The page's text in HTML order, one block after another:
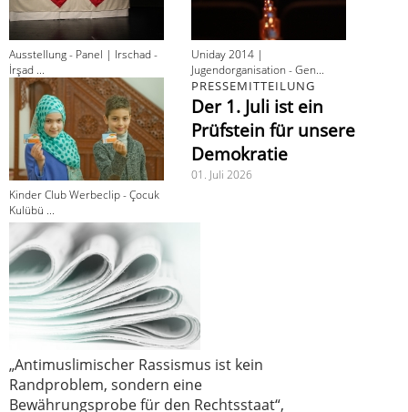
Ausstellung - Panel | Irschad -
İrşad ...
Uniday 2014 |
Jugendorganisation - Gen...
Kinder Club Werbeclip - Çocuk
Kulübü ...
PRESSEMITTEILUNG
Der 1. Juli ist ein
Prüfstein für unsere
Demokratie
01. Juli 2026
„Antimuslimischer Rassismus ist kein
Randproblem, sondern eine
Bewährungsprobe für den Rechtsstaat“,